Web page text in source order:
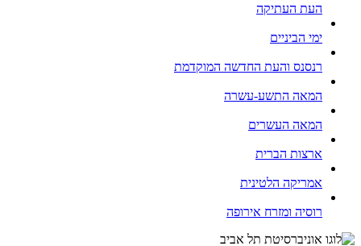
העת העתיקה
ימי הביניים
רנסנס והעת החדשה המוקדמת
המאה התשע-עשרה
המאה העשרים
ארצות הברית
אמריקה הלטינית
רוסיה ומזרח אירופה